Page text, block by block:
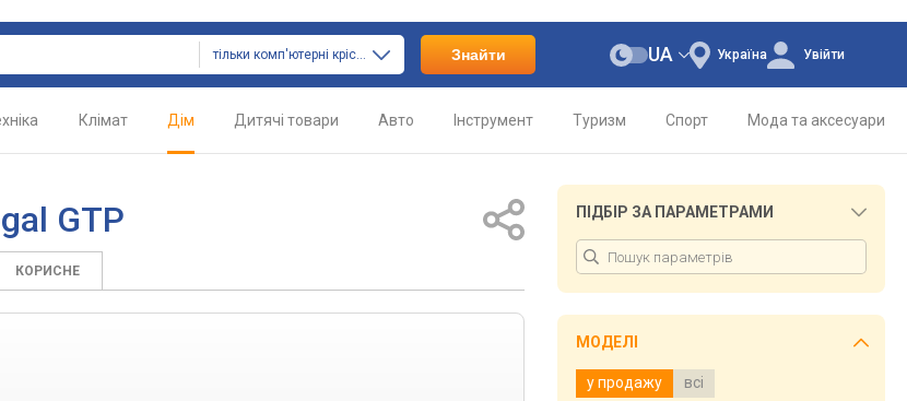
тільки комп'ютерні крісла Знайти Україна
UA Увійти
Клімат Дім Дитячі товари Авто Інструмент Туризм Спорт Мода та аксесуари
GTP
КОРИСНЕ
ПІДБІР ЗА ПАРАМЕТРАМИ
МОДЕЛІ
у продажу всі